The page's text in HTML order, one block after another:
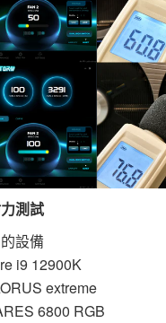
測試
設備
i9 12900K
extreme
6800 RGB